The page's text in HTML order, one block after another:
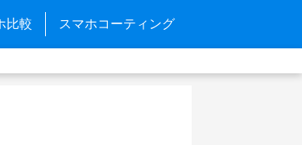
比較 スマホコーティング